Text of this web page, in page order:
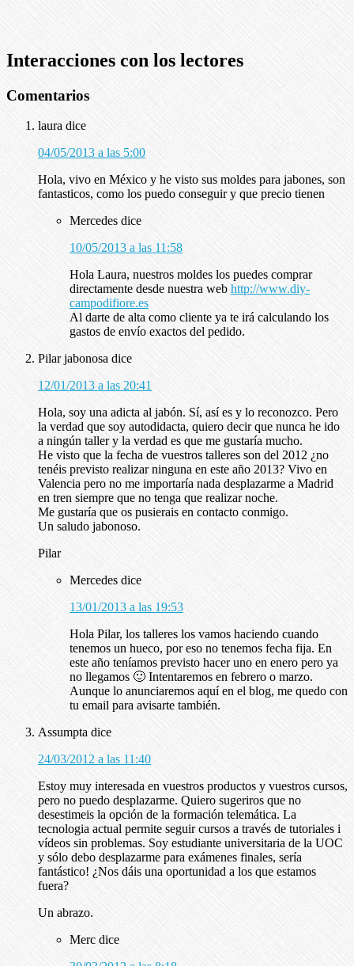
Interacciones con los lectores
Comentarios
laura dice
04/05/2013 a las 5:00
Hola, vivo en México y he visto sus moldes para jabones, son
fantasticos, como los puedo conseguir y que precio tienen
Mercedes dice
10/05/2013 a las 11:58
Hola Laura, nuestros moldes los puedes comprar
directamente desde nuestra web http://www.diy-
campodifiore.es
Al darte de alta como cliente ya te irá calculando los
gastos de envío exactos del pedido.
Pilar jabonosa dice
12/01/2013 a las 20:41
Hola, soy una adicta al jabón. Sí, así es y lo reconozco. Pero
la verdad que soy autodidacta, quiero decir que nunca he ido
a ningún taller y la verdad es que me gustaría mucho.
He visto que la fecha de vuestros talleres son del 2012 ¿no
tenéis previsto realizar ninguna en este año 2013? Vivo en
Valencia pero no me importaría nada desplazarme a Madrid
en tren siempre que no tenga que realizar noche.
Me gustaría que os pusierais en contacto conmigo.
Un saludo jabonoso.
Pilar
Mercedes dice
13/01/2013 a las 19:53
Hola Pilar, los talleres los vamos haciendo cuando
tenemos un hueco, por eso no tenemos fecha fija. En
este año teníamos previsto hacer uno en enero pero ya
no llegamos 🙂 Intentaremos en febrero o marzo.
Aunque lo anunciaremos aquí en el blog, me quedo con
tu email para avisarte también.
Assumpta dice
24/03/2012 a las 11:40
Estoy muy interesada en vuestros productos y vuestros cursos,
pero no puedo desplazarme. Quiero sugeriros que no
desestimeis la opción de la formación telemática. La
tecnologia actual permite seguir cursos a través de tutoriales i
vídeos sin problemas. Soy estudiante universitaria de la UOC
y sólo debo desplazarme para exámenes finales, sería
fantástico! ¿Nos dáis una oportunidad a los que estamos
fuera?
Un abrazo.
Merc dice